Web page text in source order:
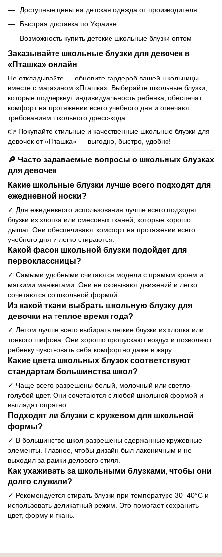
Доступные цены на детская одежда от производителя
Быстрая доставка по Украине
Возможность купить детские школьные блузки оптом
Заказывайте школьные блузки для девочек в
«Пташка» онлайн
Не откладывайте — обновите гардероб вашей школьницы
вместе с магазином «Пташка». Выбирайте школьные блузки,
которые подчеркнут индивидуальность ребенка, обеспечат
комфорт на протяжении всего учебного дня и отвечают
требованиям школьного дресс-кода.
👉 Покупайте стильные и качественные школьные блузки для
девочек от «Пташка» — выгодно, быстро, удобно!
🔎 Часто задаваемые вопросы о школьных блузках
для девочек
Какие школьные блузки лучше всего подходят для
ежедневной носки?
✓ Для ежедневного использования лучше всего подходят
блузки из хлопка или смесовых тканей, которые хорошо
дышат. Они обеспечивают комфорт на протяжении всего
учебного дня и легко стираются.
Какой фасон школьной блузки подойдет для
первоклассницы?
✓ Самыми удобными считаются модели с прямым кроем и
мягкими манжетами. Они не сковывают движений и легко
сочетаются со школьной формой.
Из какой ткани выбрать школьную блузку для
девочки на теплое время года?
✓ Летом лучше всего выбирать легкие блузки из хлопка или
тонкого шифона. Они хорошо пропускают воздух и позволяют
ребенку чувствовать себя комфортно даже в жару.
Какие цвета школьных блузок соответствуют
стандартам большинства школ?
✓ Чаще всего разрешены белый, молочный или светло-
голубой цвет. Они сочетаются с любой школьной формой и
выглядят опрятно.
Подходят ли блузки с кружевом для школьной
формы?
✓ В большинстве школ разрешены сдержанные кружевные
элементы. Главное, чтобы дизайн был лаконичным и не
выходил за рамки делового стиля.
Как ухаживать за школьными блузками, чтобы они
долго служили?
✓ Рекомендуется стирать блузки при температуре 30–40°C и
использовать деликатный режим. Это помогает сохранить
цвет, форму и ткань.